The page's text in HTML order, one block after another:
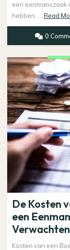
een eenmanszaak
hebben. ... Read
0
De Kosten
een
Kosten van een